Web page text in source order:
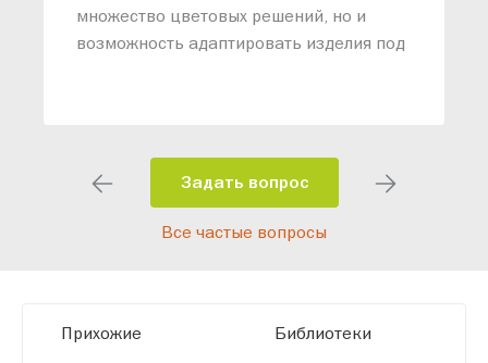
множество цветовых решений, но и
возможность адаптировать изделия под
помещения и личные пожелания.
Благодаря современному
высокотехнологичному оборудованию
размерам.
Задать вопрос
Все частые вопросы
Прихожие Библиотеки